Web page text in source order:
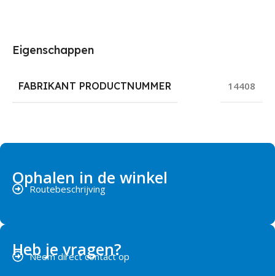
Eigenschappen
FABRIKANT PRODUCTNUMMER 14408
Ophalen in de winkel
Routebeschrijving
Heb je vragen?
Neem direct contact op